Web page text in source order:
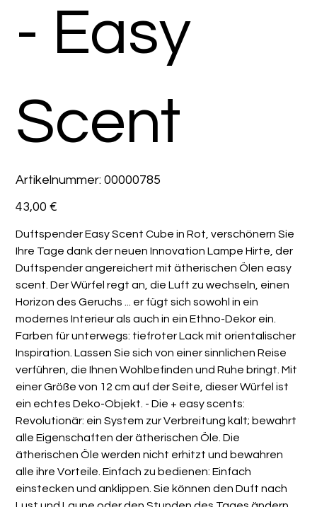
- Easy
Scent
Artikelnummer: Artikelnummer:
00000785
00000785
Preis
43,00 €
Duftspender Easy Scent Cube in Rot, verschönern Sie
Ihre Tage dank der neuen Innovation Lampe Hirte, der
Duftspender angereichert mit ätherischen Ölen easy
scent. Der Würfel regt an, die Luft zu wechseln, einen
Horizon des Geruchs ... er fügt sich sowohl in ein
modernes Interieur als auch in ein Ethno-Dekor ein.
Farben für unterwegs: tiefroter Lack mit orientalischer
Inspiration. Lassen Sie sich von einer sinnlichen Reise
verführen, die Ihnen Wohlbefinden und Ruhe bringt. Mit
einer Größe von 12 cm auf der Seite, dieser Würfel ist
ein echtes Deko-Objekt. - Die + easy scents:
Revolutionär: ein System zur Verbreitung kalt; bewahrt
alle Eigenschaften der ätherischen Öle. Die
ätherischen Öle werden nicht erhitzt und bewahren
alle ihre Vorteile. Einfach zu bedienen: Einfach
einstecken und anklippen. Sie können den Duft nach